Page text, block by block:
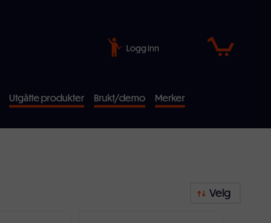
Logg inn
Utgåtte produkter Brukt/demo Merker